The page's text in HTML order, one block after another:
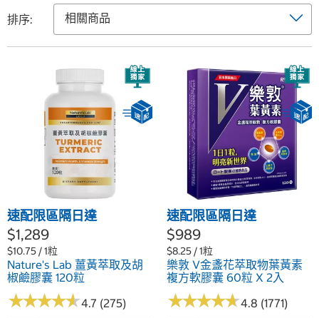
排序:
速配限區隔日達
$1,289
$10.75 / 1粒
Nature's Lab 薑黃萃取及胡
椒鹼膠囊 120粒
★★★★★
★★★★★4.7 (275)
速配限區隔日達
$989
$8.25 / 1粒
樂敦 V金盞花萃取物葉黃素
複方軟膠囊 60粒 X 2入
★★★★★
★★★★★4.8 (1771)